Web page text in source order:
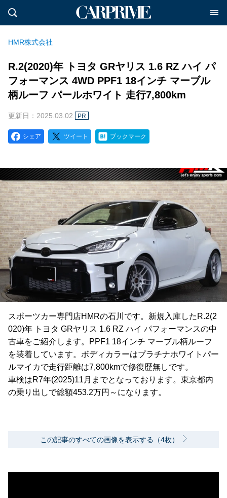
HMR株式会社
R.2(2020)年 トヨタ GRヤリス 1.6 RZ ハイ パ
フォーマンス 4WD PPF1 18インチ マーブル
柄ルーフ パールホワイト 走行7,800km
更新日：2025.03.02 PR
シェア ツイート ブックマーク
スポーツカー専門店HMRの石川です。新規入庫したR.2(2
020)年 トヨタ GRヤリス 1.6 RZ ハイ パフォーマンスの中
古車をご紹介します。PPF1 18インチ マーブル柄ルーフ
を装着しています。ボディカラーはプラチナホワイトパー
ルマイカで走行距離は7,800kmで修復歴無しです。
車検はR7年(2025)11月までとなっております。東京都内
の乗り出しで総額453.2万円～になります。
この記事のすべての画像を表示する（4枚）